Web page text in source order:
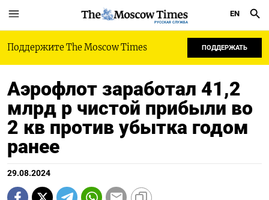
РУССКАЯ СЛУЖБА
EN
Поддержите The Moscow Times ПОДДЕРЖАТЬ
Аэрофлот заработал 41,2
млрд р чистой прибыли во
2 кв против убытка годом
ранее
29.08.2024